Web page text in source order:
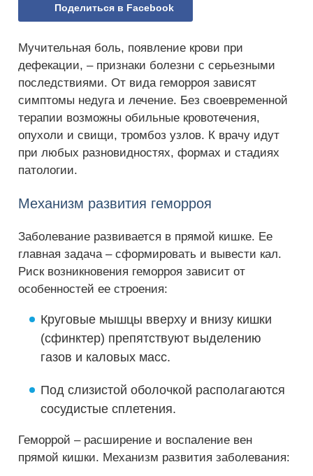
Поделиться в Facebook
Мучительная боль, появление крови при
дефекации, – признаки болезни с серьезными
последствиями. От вида геморроя зависят
симптомы недуга и лечение. Без своевременной
терапии возможны обильные кровотечения,
опухоли и свищи, тромбоз узлов. К врачу идут
при любых разновидностях, формах и стадиях
патологии.
Механизм развития геморроя
Заболевание развивается в прямой кишке. Ее
главная задача – сформировать и вывести кал.
Риск возникновения геморроя зависит от
особенностей ее строения:
Круговые мышцы вверху и внизу кишки
(сфинктер) препятствуют выделению
газов и каловых масс.
Под слизистой оболочкой располагаются
сосудистые сплетения.
Геморрой – расширение и воспаление вен
прямой кишки. Механизм развития заболевания: